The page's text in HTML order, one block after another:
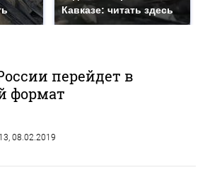
Кавказе: читать здесь
перейдет в
формат
08.02.2019